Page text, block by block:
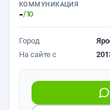
КОММУНИКАЦИЯ
-/10
Город
На сайте с